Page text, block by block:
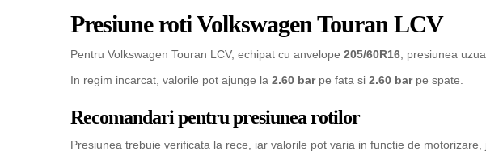
Presiune roti Volkswagen Touran LCV
Pentru Volkswagen Touran LCV, echipat cu anvelope 205/60R16, presiunea
In regim incarcat, valorile pot ajunge la 2.60 barpe fata si 2.60 barpe spate.
Recomandari pentru presiunea rotilor
Presiunea trebuie verificata la rece, iar valorile pot varia in functie de